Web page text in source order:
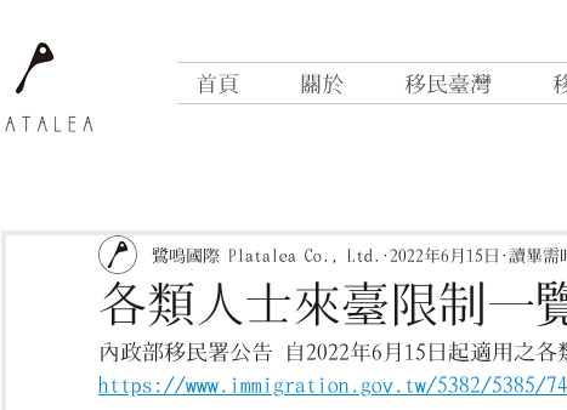
首頁 關於 移民臺灣
各類人士來臺限制一
鷺鳴國際 Platalea Co., Ltd. 2022年6月15日 讀畢需
內政部移民署公告 自2022年6月15日起適用之
https://www.immigration.gov.tw/5382/5385/